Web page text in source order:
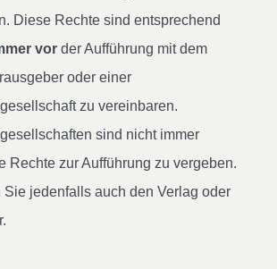
Diese Rechte sind entsprechend
vor der Aufführung mit dem
oder einer
zu vereinbaren.
sind nicht immer
Rechte zur Aufführung zu vergeben.
Sie jedenfalls auch den Verlag oder